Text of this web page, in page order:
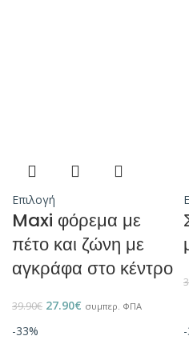
Επιλογή
Maxi φόρεμα με
πέτο και ζώνη με
αγκράφα στο κέντρο
39.90€ 27.90€ συμπερ. ΦΠΑ
-33%